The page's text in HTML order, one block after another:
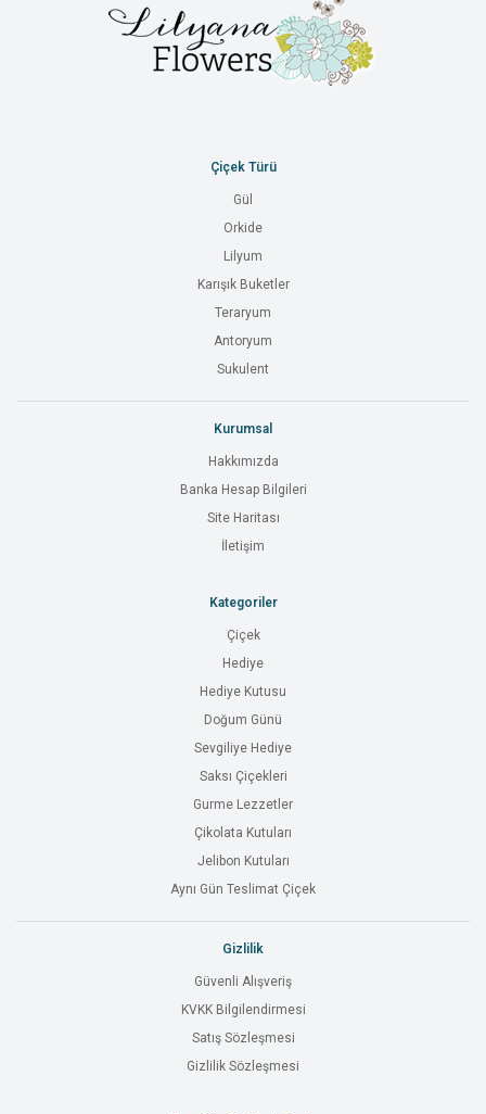
Çiçek Türü
Gül
Orkide
Lilyum
Karışık Buketler
Teraryum
Antoryum
Sukulent
Kurumsal
Hakkımızda
Banka Hesap Bilgileri
Site Haritası
İletişim
Kategoriler
Çiçek
Hediye
Hediye Kutusu
Doğum Günü
Sevgiliye Hediye
Saksı Çiçekleri
Gurme Lezzetler
Çikolata Kutuları
Jelibon Kutuları
Aynı Gün Teslimat Çiçek
Gizlilik
Güvenli Alışveriş
KVKK Bilgilendirmesi
Satış Sözleşmesi
Gizlilik Sözleşmesi